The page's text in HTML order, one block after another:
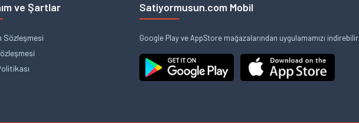
ve Şartlar
Sözleşmesi
Satiyormusun.com Mobil
Google Play ve AppStore mağazalarından uygulamamızı